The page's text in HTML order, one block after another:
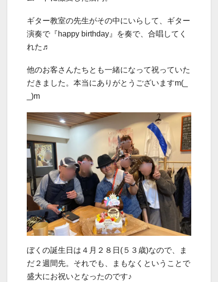
ギター教室の先生がその中にいらして、ギター
演奏で『happy birthday』を奏で、合唱してく
れた♬
他のお客さんたちとも一緒になって祝っていた
だきました。本当にありがとうございますm(_
_)m
ぼくの誕生日は４月２８日(５３歳)なので、ま
だ２週間先。それでも、まもなくということで
盛大にお祝いとなったのです♪